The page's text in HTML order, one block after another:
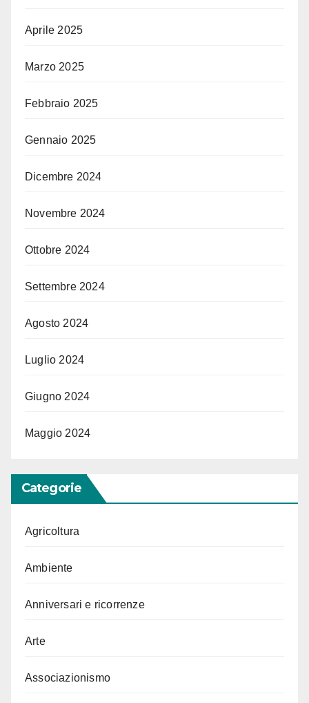
Aprile 2025
Marzo 2025
Febbraio 2025
Gennaio 2025
Dicembre 2024
Novembre 2024
Ottobre 2024
Settembre 2024
Agosto 2024
Luglio 2024
Giugno 2024
Maggio 2024
Categorie
Agricoltura
Ambiente
Anniversari e ricorrenze
Arte
Associazionismo